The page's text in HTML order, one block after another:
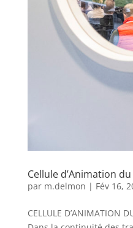
Cellule d’Animation
par m.delmon | Fév 16,
CELLULE D’ANIMATION